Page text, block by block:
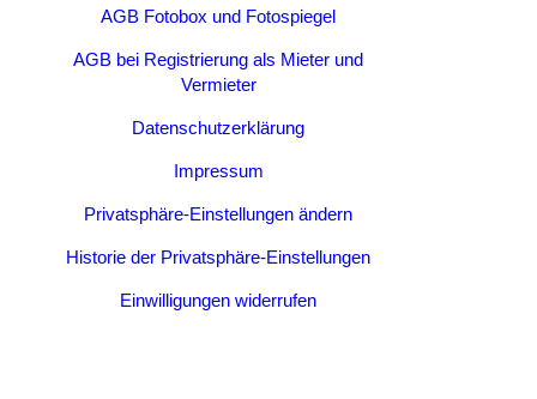
AGB Fotobox und Fotospiegel
AGB bei Registrierung als Mieter und
Vermieter
Datenschutzerklärung
Impressum
Privatsphäre-Einstellungen ändern
Historie der Privatsphäre-Einstellungen
Einwilligungen widerrufen